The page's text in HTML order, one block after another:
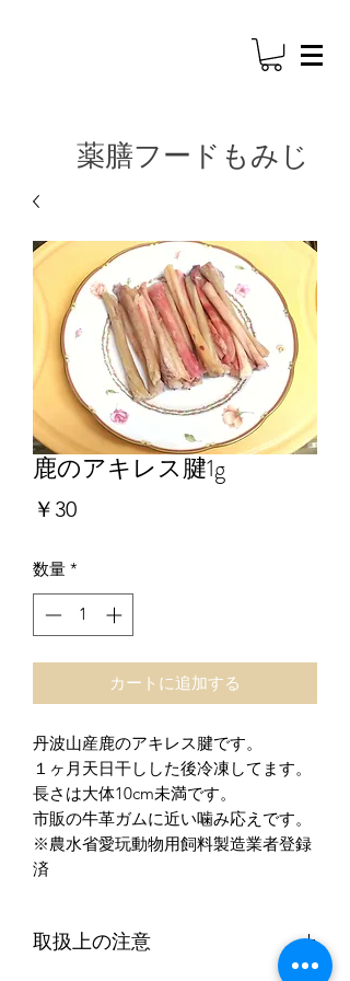
​薬膳フードもみじ
鹿のアキレス腱1g
￥30価
数量 *
カートに追加する
丹波山産鹿のアキレス腱です。
１ヶ月天日干しした後冷凍してます。
長さは大体10cm未満です。
市販の牛革ガムに近い噛み応えです。
※農水省愛玩動物用飼料製造業者登録
済
取扱上の注意